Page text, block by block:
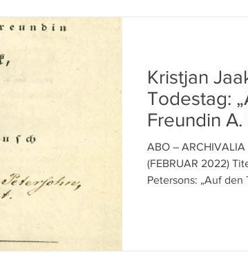
Kristjan
Todestag:
Freundin A.
ABO – ARCHIVALIA
(FEBRUAR 2022) Titelblatt des Gelegenheitsgedichtes
Petersons: „Auf